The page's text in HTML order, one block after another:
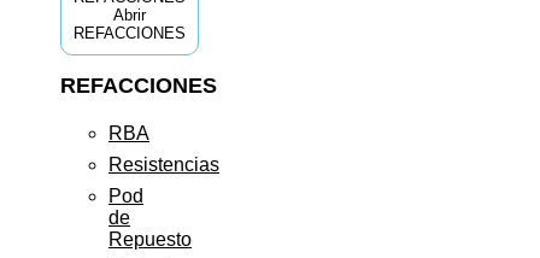
Abrir
REFACCIONES
REFACCIONES
RBA
Resistencias
Pod
de
Repuesto